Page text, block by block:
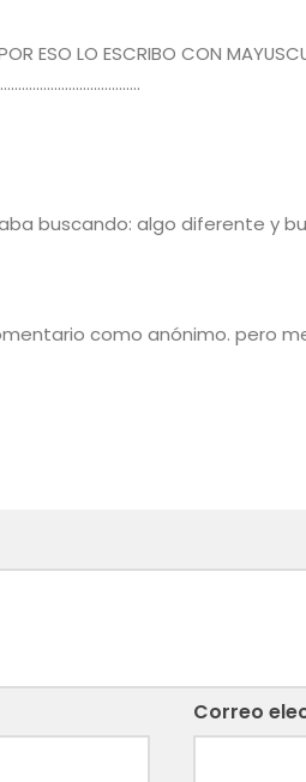
ESO LO ESCRIBO CON
buscando: algo diferente y
como anónimo. pero
Correo